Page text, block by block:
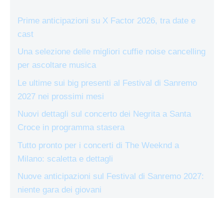
Prime anticipazioni su X Factor 2026, tra date e
cast
Una selezione delle migliori cuffie noise cancelling
per ascoltare musica
Le ultime sui big presenti al Festival di Sanremo
2027 nei prossimi mesi
Nuovi dettagli sul concerto dei Negrita a Santa
Croce in programma stasera
Tutto pronto per i concerti di The Weeknd a
Milano: scaletta e dettagli
Nuove anticipazioni sul Festival di Sanremo 2027:
niente gara dei giovani